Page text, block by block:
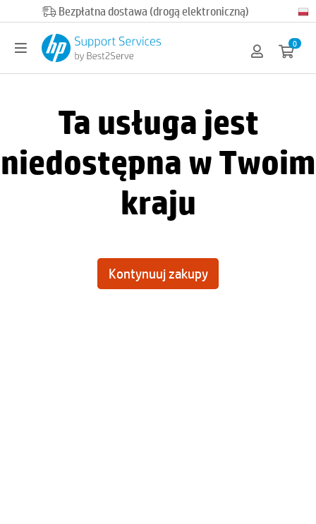
Bezpłatna dostawa (drogą elektroniczną)
0
Ta usługa jest
niedostępna w Twoim
kraju
Kontynuuj zakupy